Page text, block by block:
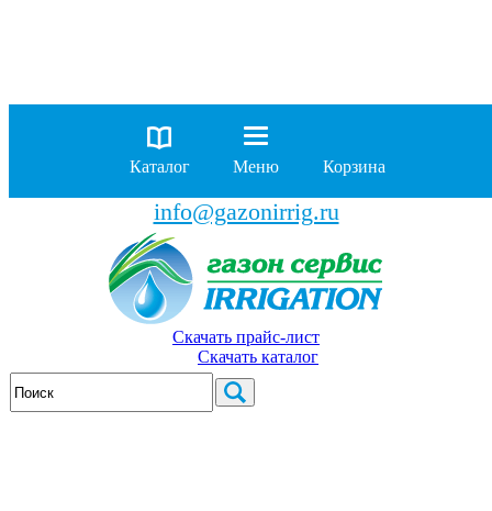
8 (929)
962-00-63
8 (929)
962-01-18
info@gazonirrig.ru
Скачать прайс-лист
Скачать каталог
Каталог Меню Корзина